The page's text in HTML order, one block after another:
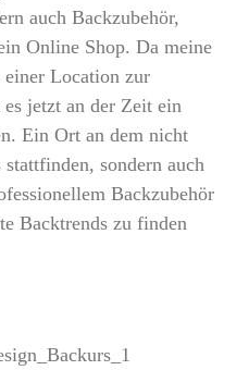
auch Backzubehör,
Online Shop. Da meine
Location zur
jetzt an der Zeit ein
Ein Ort an dem nicht
sondern auch
Backzubehör
Backtrends zu finden